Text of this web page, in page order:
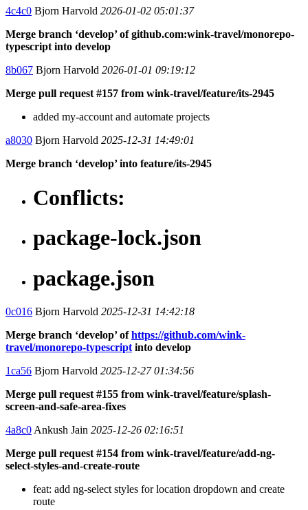
4c4c0 Bjorn Harvold 2026-01-02 05:01:37
Merge branch ‘develop’ of github.com:wink-travel/monorepo-
typescript into develop
8b067 Bjorn Harvold 2026-01-01 09:19:12
Merge pull request #157 from wink-travel/feature/its-2945
added my-account and automate projects
a8030 Bjorn Harvold 2025-12-31 14:49:01
Merge branch ‘develop’ into feature/its-2945
Conflicts:
package-lock.json
package.json
0c016 Bjorn Harvold 2025-12-31 14:42:18
Merge branch ‘develop’ ofhttps://github.com/wink-
travel/monorepo-typescript into develop
1ca56 Bjorn Harvold 2025-12-27 01:34:56
Merge pull request #155 from wink-travel/feature/splash-
screen-and-safe-area-fixes
4a8c0 Ankush Jain 2025-12-26 02:16:51
Merge pull request #154 from wink-travel/feature/add-ng-
select-styles-and-create-route
feat: add ng-select styles for location dropdown and create
route